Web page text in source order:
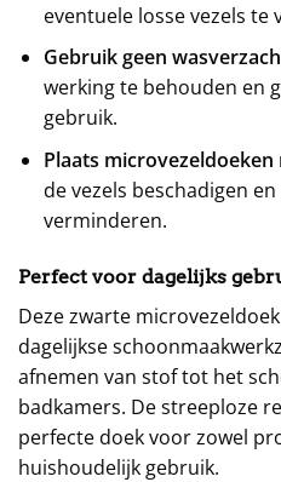
eventuele losse vezels te
Gebruik geen
werking te behouden en
gebruik.
Plaats
de vezels beschadigen
verminderen.
Perfect voor dagelijks
Deze zwarte
dagelijkse
afnemen van stof tot het
badkamers. De streeploze
perfecte doek voor zowel
huishoudelijk gebruik.